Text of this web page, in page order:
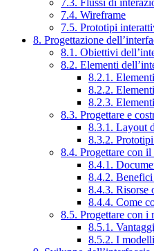
7.3. Flussi di
7.4. Wireframe
7.5. Prototipi
8. Progettazione
8.1. Obiettivi
8.2. Elementi
8.2.1.
8.2.2.
8.2.3.
8.3. Progettare e
8.3.1. Layout
8.3.2.
8.4. Progettare con
8.4.1.
8.4.2. Benefici
8.4.3. Risorse
8.4.4. Come
8.5. Progettare con i
8.5.1.
8.5.2. I